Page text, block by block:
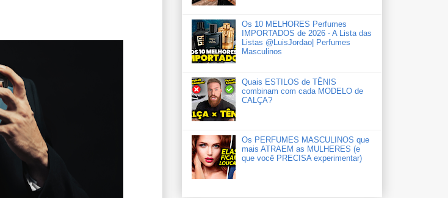
Os 10 MELHORES Perfumes
IMPORTADOS de 2026 - A Lista das
Listas ‪‪‪@LuisJordao‬| Perfumes
Masculinos
Quais ESTILOS de TÊNIS
combinam com cada MODELO de
CALÇA?
Os PERFUMES MASCULINOS que
mais ATRAEM as MULHERES (e
que você PRECISA experimentar)